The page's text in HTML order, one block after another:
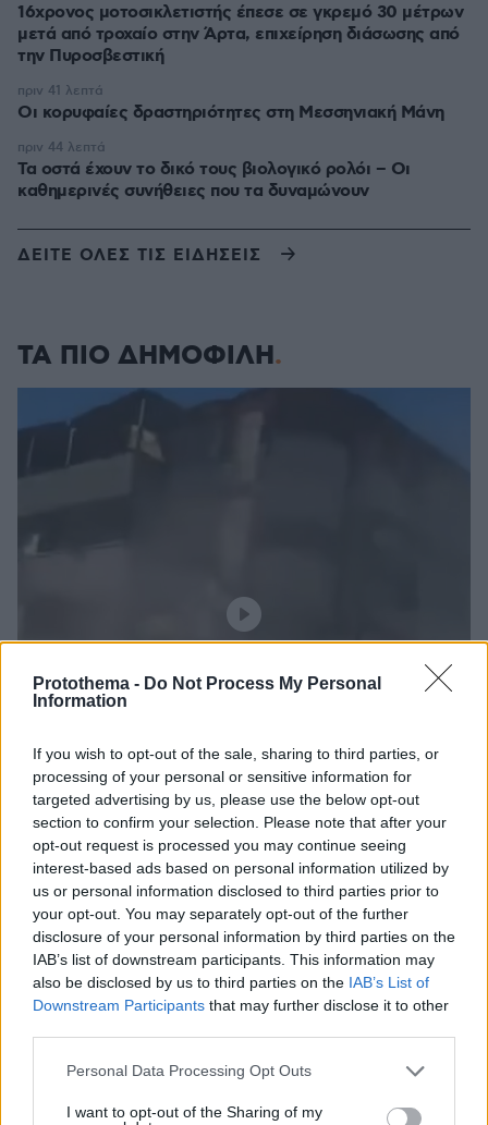
Protothema - Do Not Process My Personal
Information
If you wish to opt-out of the sale, sharing to third parties, or
processing of your personal or sensitive information for
targeted advertising by us, please use the below opt-out
section to confirm your selection. Please note that after your
opt-out request is processed you may continue seeing
interest-based ads based on personal information utilized by
us or personal information disclosed to third parties prior to
your opt-out. You may separately opt-out of the further
disclosure of your personal information by third parties on the
IAB’s list of downstream participants. This information may
also be disclosed by us to third parties on the IAB’s List of
Downstream Participants that may further disclose it to other
Please note that this website/app uses one or more Google
not limited to your visit or usage behaviour. You may click to
Personal Data Processing Opt Outs
I want to opt-out of the Sharing of my
16χρονος μοτοσικλετιστής έπεσε σε γκρεμό 30 μέτρων
μετά από τροχαίο στην Άρτα, επιχείρηση διάσωσης από
την Πυροσβεστική
Οι κορυφαίες δραστηριότητες στη Μεσσηνιακή Μάνη
πριν 41 λεπτά
Τα οστά έχουν το δικό τους βιολογικό ρολόι – Οι
καθημερινές συνήθειες που τα δυναμώνουν
πριν 44 λεπτά
ΔΕΙΤΕ ΟΛΕΣ ΤΙΣ ΕΙΔΗΣΕΙΣ
ΤΑ ΠΙΟ ΔΗΜΟΦΙΛΗ
100.00%
«Εθνική καταστροφή»: Η Κολομβία κηρύχθηκε σε
κατάσταση έκτακτης ανάγκης μετά τον σεισμό
των 7,4 Ρίχτερ, πάνω από 110 νεκροί, έρευνες για
εγκλωβισμένους
10.08.2026, 21:38